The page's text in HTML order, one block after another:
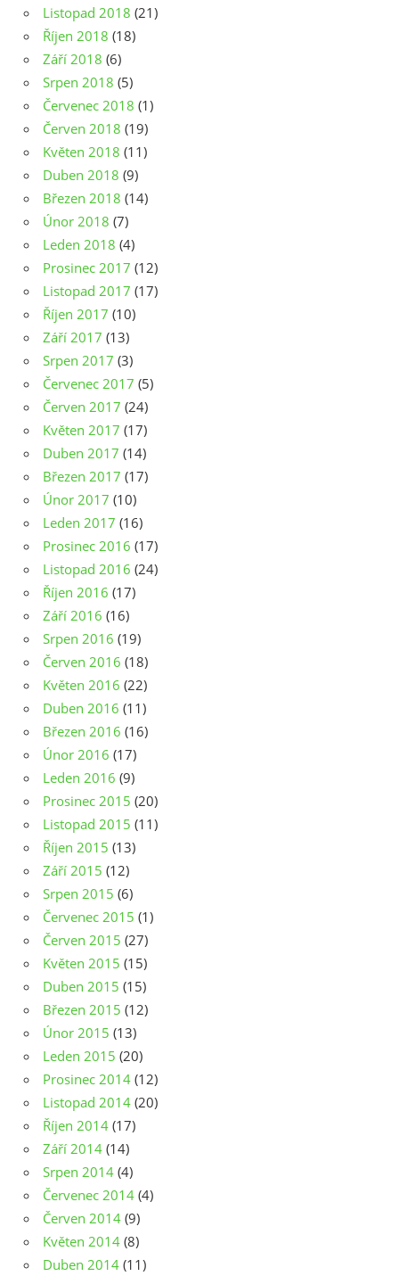
Listopad 2018 (21)
Říjen 2018 (18)
Září 2018 (6)
Srpen 2018 (5)
Červenec 2018 (1)
Červen 2018 (19)
Květen 2018 (11)
Duben 2018 (9)
Březen 2018 (14)
Únor 2018 (7)
Leden 2018 (4)
Prosinec 2017 (12)
Listopad 2017 (17)
Říjen 2017 (10)
Září 2017 (13)
Srpen 2017 (3)
Červenec 2017 (5)
Červen 2017 (24)
Květen 2017 (17)
Duben 2017 (14)
Březen 2017 (17)
Únor 2017 (10)
Leden 2017 (16)
Prosinec 2016 (17)
Listopad 2016 (24)
Říjen 2016 (17)
Září 2016 (16)
Srpen 2016 (19)
Červen 2016 (18)
Květen 2016 (22)
Duben 2016 (11)
Březen 2016 (16)
Únor 2016 (17)
Leden 2016 (9)
Prosinec 2015 (20)
Listopad 2015 (11)
Říjen 2015 (13)
Září 2015 (12)
Srpen 2015 (6)
Červenec 2015 (1)
Červen 2015 (27)
Květen 2015 (15)
Duben 2015 (15)
Březen 2015 (12)
Únor 2015 (13)
Leden 2015 (20)
Prosinec 2014 (12)
Listopad 2014 (20)
Říjen 2014 (17)
Září 2014 (14)
Srpen 2014 (4)
Červenec 2014 (4)
Červen 2014 (9)
Květen 2014 (8)
Duben 2014 (11)